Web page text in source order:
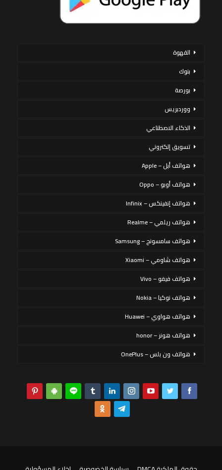
القهوة
بنوك
بورصة
ووردبريس
الذكاء الاصطناعي
تسويق إلكتروني
هواتف أبل – Apple
هواتف أوبو – Oppo
هواتف إنفينكس – Infinix
هواتف ريلمي – Realme
هواتف سامسونج – Samsung
هواتف شاومي – Xiaomi
هواتف فيفو – Vivo
هواتف نوكيا – Nokia
هواتف هواوي – Huawei
هواتف هونر – honor
هواتف ون بلس – OnePlus